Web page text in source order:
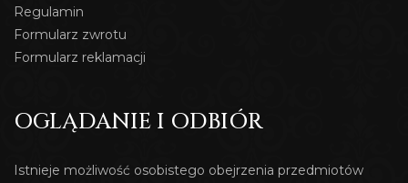
Regulamin
Formularz zwrotu
Formularz reklamacji
OGLĄDANIE I ODBIÓR
Istnieje możliwość osobistego obejrzenia przedmiotów